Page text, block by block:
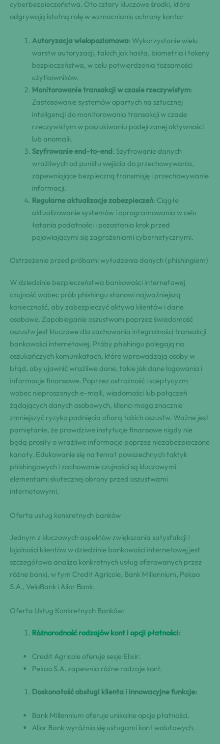
cyberbezpieczeństwa. Oto cztery kluczowe środki, które
odgrywają istotną rolę w wzmacnianiu ochrony konta:
Autoryzacja wielopoziomowa: Wykorzystanie wielu
warstw autoryzacji, takich jak hasła, biometria i tokeny
bezpieczeństwa, w celu potwierdzenia tożsamości
użytkowników.
Monitorowanie transakcji w czasie rzeczywistym:
Zastosowanie systemów opartych na sztucznej
inteligencji do monitorowania transakcji w czasie
rzeczywistym w poszukiwaniu podejrzanej aktywności
lub anomalii.
Szyfrowanie end-to-end: Szyfrowanie danych
wrażliwych od punktu wejścia do przechowywania,
zapewniające bezpieczną transmisję i przechowywanie
informacji.
Regularne aktualizacje zabezpieczeń: Ciągłe
aktualizowanie systemów i oprogramowania w celu
łatania podatności i pozostania krok przed
pojawiającymi się zagrożeniami cybernetycznymi.
Ostrzeżenie przed próbami wyłudzenia danych (phishingiem)
W dziedzinie bezpieczeństwa bankowości internetowej
czujność wobec prób phishingu stanowi najważniejszą
konieczność, aby zabezpieczyć aktywa klientów i dane
osobowe. Zapobieganie oszustwom poprzez świadomość
oszustw jest kluczowe dla zachowania integralności transakcji
bankowości internetowej. Próby phishingu polegają na
oszukańczych komunikatach, które wprowadzają osoby w
błąd, aby ujawnić wrażliwe dane, takie jak dane logowania i
informacje finansowe. Poprzez ostrożność i sceptycyzm
wobec nieproszonych e-maili, wiadomości lub połączeń
żądających danych osobowych, klienci mogą znacznie
zmniejszyć ryzyko padnięcia ofiarą takich oszustw. Ważne jest
pamiętanie, że prawdziwe instytucje finansowe nigdy nie
będą prosiły o wrażliwe informacje poprzez niezabezpieczone
kanały. Edukowanie się na temat powszechnych taktyk
phishingowych i zachowanie czujności są kluczowymi
elementami skutecznej obrony przed oszustwami
internetowymi.
Oferta usług konkretnych banków
Jednym z kluczowych aspektów zwiększania satysfakcji i
lojalności klientów w dziedzinie bankowości internetowej jest
szczegółowa analiza konkretnych usług oferowanych przez
różne banki, w tym Credit Agricole, Bank Millennium, Pekao
S.A., VeloBank i Alior Bank.
Oferta Usług Konkretnych Banków:
Różnorodność rodzajów kont i opcji płatności:
Credit Agricole oferuje sesje Elixir.
Pekao S.A. zapewnia różne rodzaje kont.
Doskonałość obsługi klienta i innowacyjne funkcje:
Bank Millennium oferuje unikalne opcje płatności.
Alior Bank wyróżnia się usługami kont walutowych.